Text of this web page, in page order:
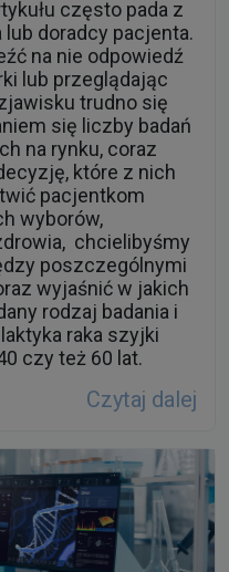
lub przeglądając
trudno się
się liczby badań
na rynku, coraz
które z nich
pacjentkom
wyborów,
chcielibyśmy
poszczególnymi
wyjaśnić w jakich
rodzaj badania i
raka szyjki
czy też 60 lat.
Czytaj dalej